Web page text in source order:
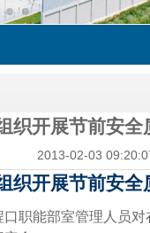
织开展节前安全
2013-02-03
织开展节前安全
口职能部室管理人员